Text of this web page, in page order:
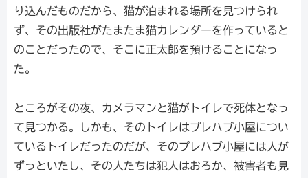
り込んだものだから、猫が泊まれる場所を見つけられ
ず、その出版社がたまたま猫カレンダーを作っていると
のことだったので、そこに正太郎を預けることになっ
た。
ところがその夜、カメラマンと猫がトイレで死体となっ
て見つかる。しかも、そのトイレはプレハブ小屋につい
ているトイレだったのだが、そのプレハブ小屋には人が
ずっといたし、その人たちは犯人はおろか、被害者も見